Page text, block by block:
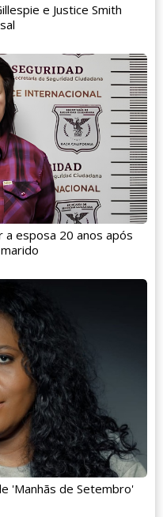
e Justice Smith
a esposa 20 anos após
'Manhãs de Setembro'